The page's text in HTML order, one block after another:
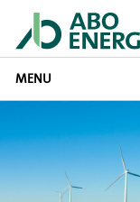
MENU